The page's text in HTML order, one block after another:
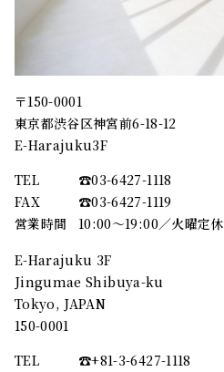
〒150-0001
東京都渋谷区神宮前6-18-12
E-Harajuku3F
TEL
☎︎03-6427-1118
FAX
☎︎03-6427-1119
営業時間
10:00～19:00／火曜定休
E-Harajuku 3F
Jingumae Shibuya-ku
Tokyo, JAPAN
150-0001
TEL
☎︎+81-3-6427-1118